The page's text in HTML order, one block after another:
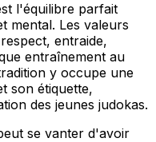
l'équilibre parfait
mental. Les valeurs
entraide,
entraînement au
y occupe une
son étiquette,
des jeunes judokas.
se vanter d'avoir